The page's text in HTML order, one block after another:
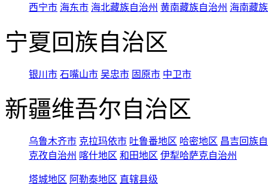
西宁市 海东市 海北藏族自治州 黄南藏族自治州 海南藏
宁夏回族自治区
银川市 石嘴山市 吴忠市 固原市 中卫市
新疆维吾尔自治区
乌鲁木齐市 克拉玛依市 吐鲁番地区 哈密地区 昌吉回族
克孜自治州 喀什地区 和田地区 伊犁哈萨克自治州
塔城地区 阿勒泰地区 直辖县级